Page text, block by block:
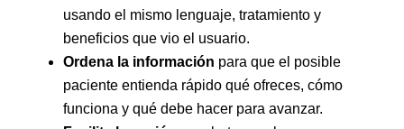
usando el mismo lenguaje, tratamiento y
beneficios que vio el usuario.
Ordena la información para que el posible
paciente entienda rápido qué ofreces, cómo
funciona y qué debe hacer para avanzar.